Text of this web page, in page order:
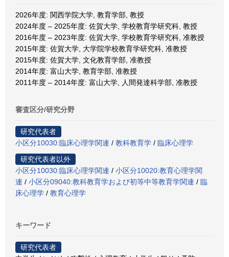
2026年度: 関西学院大学, 教育学部, 教授
2024年度 – 2025年度: 佐賀大学, 学校教育学研究科, 教授
2016年度 – 2023年度: 佐賀大学, 学校教育学研究科, 准教授
2015年度: 佐賀大学, 大学院学校教育学研究科, 准教授
2015年度: 佐賀大学, 文化教育学部, 准教授
2014年度: 富山大学, 教育学部, 准教授
2011年度 – 2014年度: 富山大学, 人間発達科学部, 准教授
審査区分/研究分野
研究代表者
小区分10030:臨床心理学関連 / 教科教育学 / 臨床心理学
研究代表者以外
小区分10030:臨床心理学関連 / 小区分10020:教育心理学関
連 / 小区分09040:教科教育学および初等中等教育学関連 / 臨
床心理学 / 教育心理学
キーワード
研究代表者